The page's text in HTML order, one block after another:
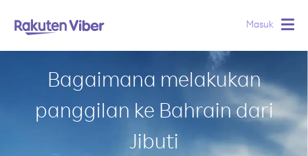
Masuk
Bagaimana melakukan
panggilan ke Bahrain dari
Jibuti